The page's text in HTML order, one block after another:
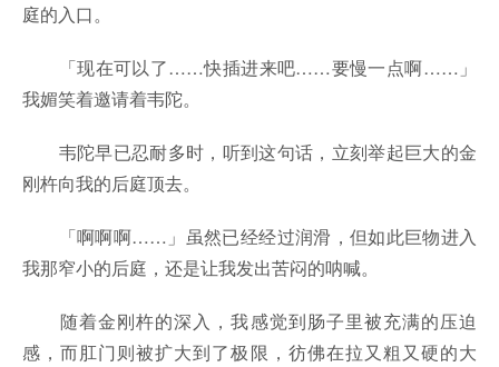
庭的入口。
「现在可以了……快插进来吧……要慢一点啊……」
我媚笑着邀请着韦陀。
韦陀早已忍耐多时，听到这句话，立刻举起巨大的金
刚杵向我的后庭顶去。
「啊啊啊……」虽然已经经过润滑，但如此巨物进入
我那窄小的后庭，还是让我发出苦闷的呐喊。
随着金刚杵的深入，我感觉到肠子里被充满的压迫
感，而肛门则被扩大到了极限，彷佛在拉又粗又硬的大